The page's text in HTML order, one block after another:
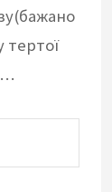
тертої